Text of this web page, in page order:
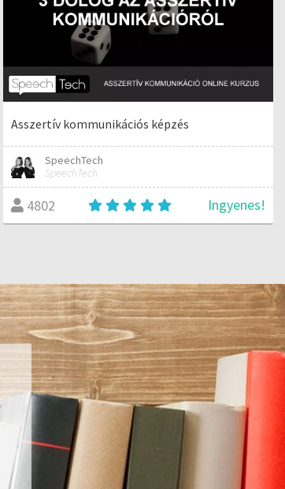
Asszertív kommunikációs képzés
SpeechTech
SpeechTech
4802 Ingyenes!